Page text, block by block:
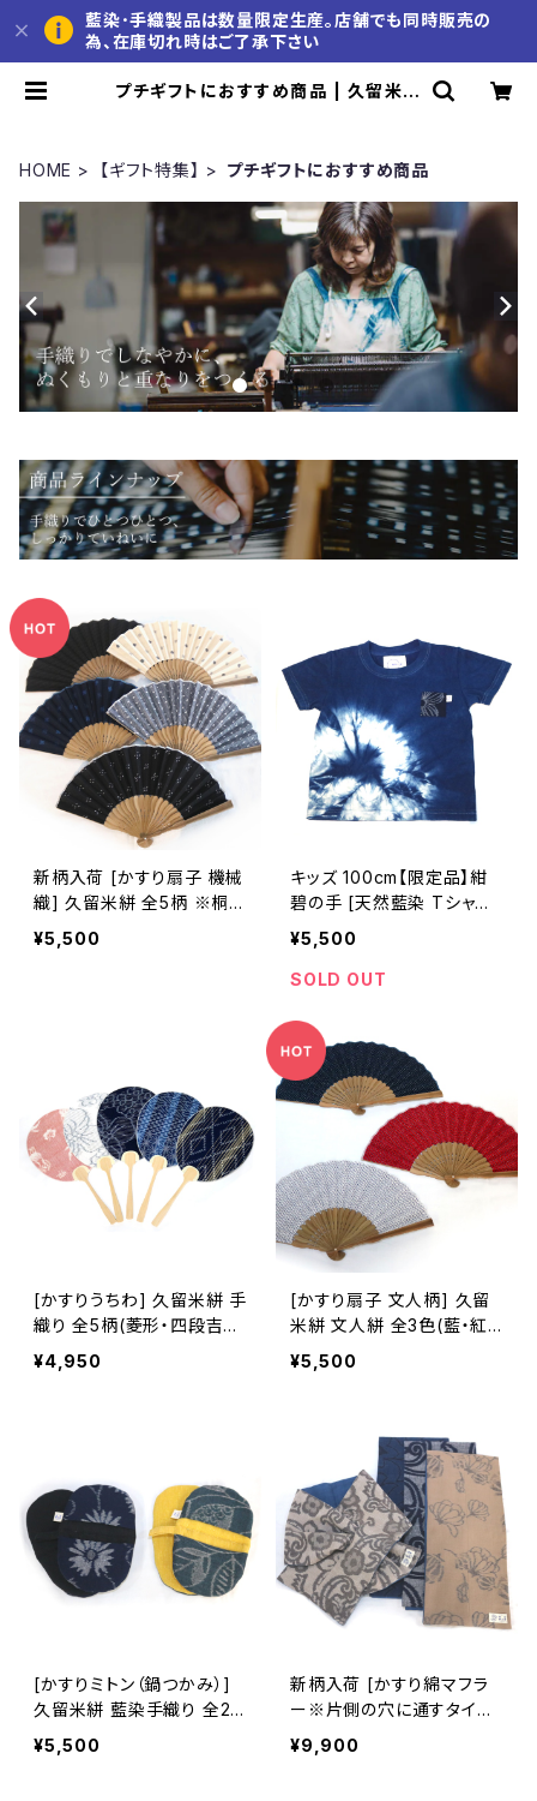
藍染･手織製品は数量限定生産。店舗でも同時販売の
為、在庫切れ時はご了承下さい
プチギフトにおすすめ商品 | 久留米か
HOME 【ギフト特集】 プチギフトにおすすめ商品
新柄入荷 [かすり扇子 機械
織] 久留米絣 全5柄 ※桐箱
入り可(別途200円)
¥5,500
キッズ 100cm【限定品】紺
碧の手 [天然藍染 Tシャツ]
子ども用 ※職人手染め
¥5,500
SOLD OUT
[かすりうちわ] 久留米絣 手
織り 全5柄(菱形・四段吉
祥/縞柄・花柄・フラガール
柄) 池田絣工房
¥4,950
[かすり扇子 文人柄] 久留
米絣 文人絣 全3色(藍・紅・
白) 池田絣工房 ※桐箱入り
可(別途200円)
¥5,500
[かすりミトン（鍋つかみ）]
久留米絣 藍染手織り 全2
柄 池田絣工房
¥5,500
新柄入荷 [かすり綿マフラ
ー※片側の穴に通すタイプ]
全4柄 久留米絣×天然藍染
ガーゼ 池田絣工房
¥9,900